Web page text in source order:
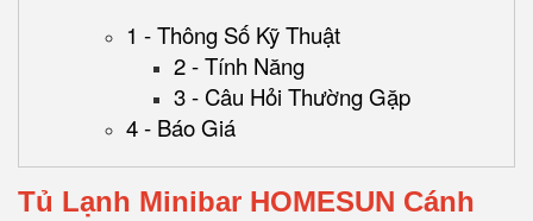
1 - Thông Số Kỹ Thuật
2 - Tính Năng
3 - Câu Hỏi Thường Gặp
4 - Báo Giá
Tủ Lạnh Minibar HOMESUN Cánh